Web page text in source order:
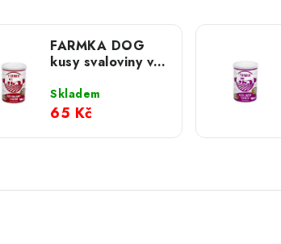
FARMKA DOG
kusy svaloviny v
Skladem
65 Kč